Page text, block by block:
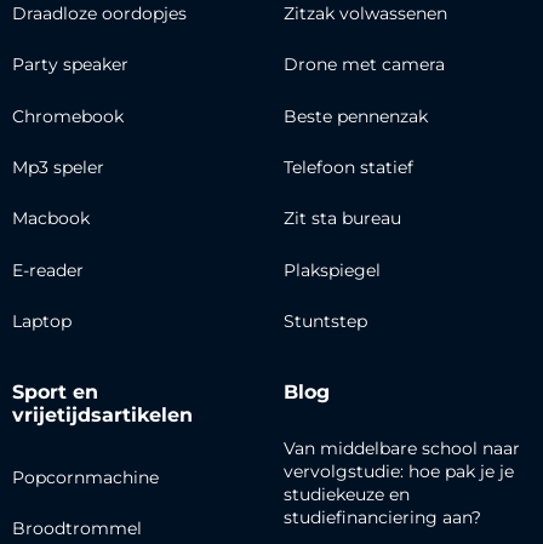
Draadloze oordopjes
Party speaker
Chromebook
Mp3 speler
Macbook
E-reader
Laptop
Zitzak volwassenen
Drone met camera
Beste pennenzak
Telefoon statief
Zit sta bureau
Plakspiegel
Stuntstep
Sport en
vrijetijdsartikelen
Popcornmachine
Broodtrommel
Blog
Van middelbare school naar
vervolgstudie: hoe pak je je
studiekeuze en
studiefinanciering aan?